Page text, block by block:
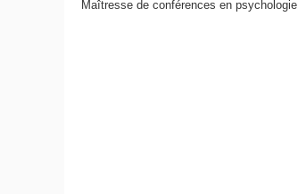
Maîtresse de conférences en psychologie